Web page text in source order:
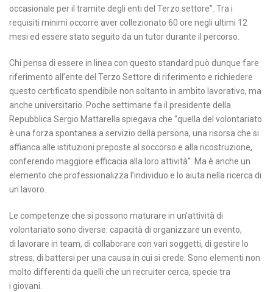
occasionale per il tramite degli enti del Terzo settore”. Tra i
requisiti minimi occorre aver collezionato 60 ore negli ultimi 12
mesi ed essere stato seguito da un tutor durante il percorso.
Chi pensa di essere in linea con questo standard può dunque fare
riferimento all’ente del Terzo Settore di riferimento e richiedere
questo certificato spendibile non soltanto in ambito lavorativo, ma
anche universitario. Poche settimane fa il presidente della
Repubblica Sergio Mattarella spiegava che “quella del volontariato
è una forza spontanea a servizio della persona, una risorsa che si
affianca alle istituzioni preposte al soccorso e alla ricostruzione,
conferendo maggiore efficacia alla loro attività”. Ma è anche un
elemento che professionalizza l’individuo e lo aiuta nella ricerca di
un lavoro.
Le competenze che si possono maturare in un’attività di
volontariato sono diverse: capacità di organizzare un evento,
di lavorare in team, di collaborare con vari soggetti, di gestire lo
stress, di battersi per una causa in cui si crede. Sono elementi non
molto differenti da quelli che un recruiter cerca, specie tra
i giovani.